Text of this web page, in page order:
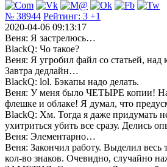
№ 38944 Рейтинг: 3 +1
2020-04-06 09:13:17
Веня: Я застрелюсь…
BlackQ: Чо такое?
Веня: Я угробил файл со статьей, над
Завтра дедлайн…
BlackQ: lol. Бэкапы надо делать.
Веня: У меня было ЧЕТЫРЕ копии! На
флешке и облаке! Я думал, что
BlackQ: Хм. Тогда я даже придумать
ухитриться убить все сразу. Делись
Веня: Элементарно…
Веня: Закончил работу. Выделил весь
кол-во знаков. Очевидно, случайно